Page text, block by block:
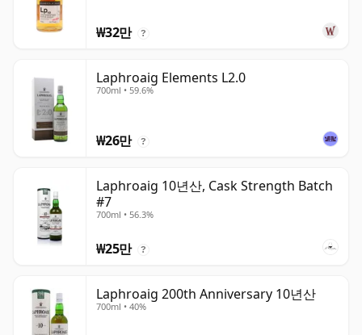
₩32만 ?
Laphroaig Elements L2.0
700ml • 59.6%
₩26만 ?
Laphroaig 10년산, Cask Strength Batch
#7
700ml • 56.3%
₩25만 ?
Laphroaig 200th Anniversary 10년산
700ml • 40%